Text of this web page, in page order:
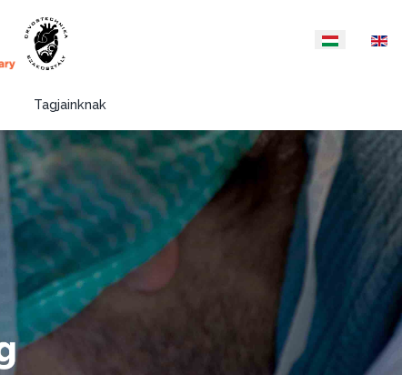
Válasszon nyelvet
Tagjainknak